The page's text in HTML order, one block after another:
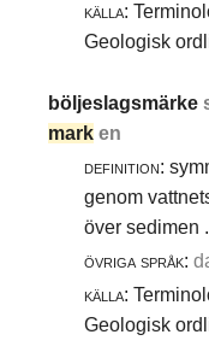
källa:
Geologisk
böljeslagsmärke
mark en
definition:
genom
över sedimen
övriga språk:
källa:
Geologisk